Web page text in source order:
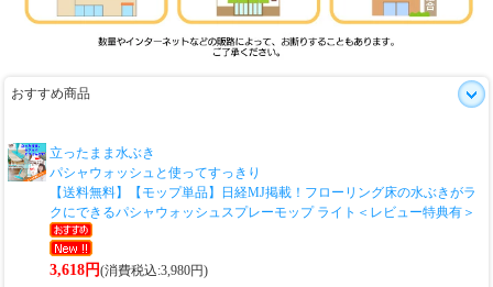
おすすめ商品
立ったまま水ぶき
パシャウォッシュと使ってすっきり
【送料無料】【モップ単品】日経MJ掲載！フローリング床の水ぶきがラ
クにできるパシャウォッシュスプレーモップ ライト＜レビュー特典有＞
3,618円(消費税込:3,980円)